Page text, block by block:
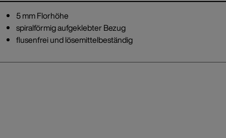
5 mm Florhöhe
spiralförmig aufgeklebter Bezug
flusenfrei und lösemittelbeständig